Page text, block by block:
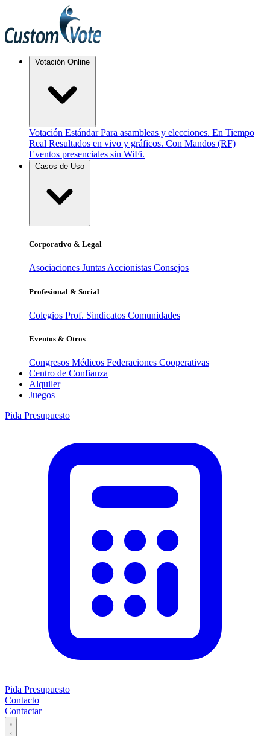
Votación Online
Votación Estándar Para asambleas y elecciones. En Tiempo
Real Resultados en vivo y gráficos. Con Mandos (RF)
Eventos presenciales sin WiFi.
Casos de Uso
Corporativo & Legal
Asociaciones Juntas Accionistas Consejos
Profesional & Social
Colegios Prof. Sindicatos Comunidades
Eventos & Otros
Congresos Médicos Federaciones Cooperativas
Centro de Confianza
Alquiler
Juegos
Pida Presupuesto
Pida Presupuesto
Contacto
Contactar